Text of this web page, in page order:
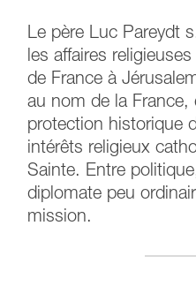
Le père Luc Pareydt
les affaires
de France à
au nom de la France,
protection historique
intérêts religieux
Sainte. Entre
diplomate peu
mission.